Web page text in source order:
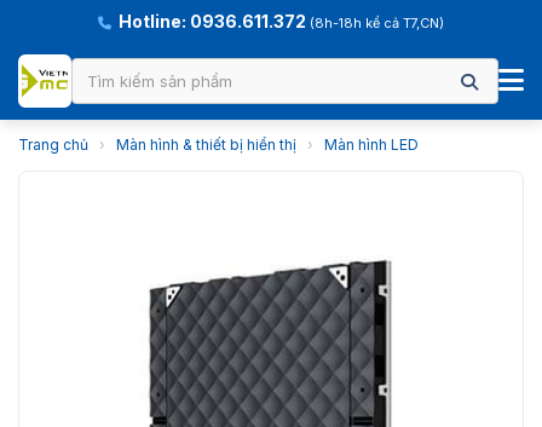
Hotline: 0936.611.372 (8h-18h kể cả T7,CN)
Trang chủ › Màn hình & thiết bị hiển thị › Màn hình LED